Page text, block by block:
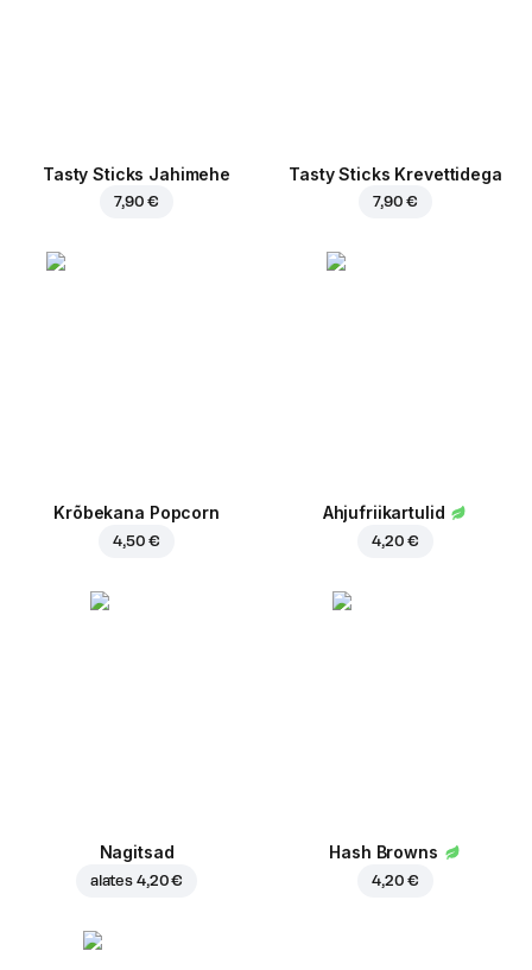
Tasty Sticks Jahimehe
7,90 €
Tasty Sticks Krevettidega
7,90 €
Krõbekana Popcorn
4,50 €
Ahjufriikartulid
4,20 €
Nagitsad
alates 4,20 €
Hash Browns
4,20 €